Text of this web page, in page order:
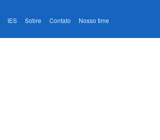
IES Sobre Contato Nosso time